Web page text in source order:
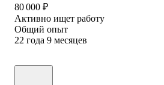
80 000 ₽
Активно ищет работу
Общий опыт
22 года 9 месяцев